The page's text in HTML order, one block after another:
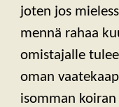
joten jos
mennä rahaa
omistajalle
oman
isomman